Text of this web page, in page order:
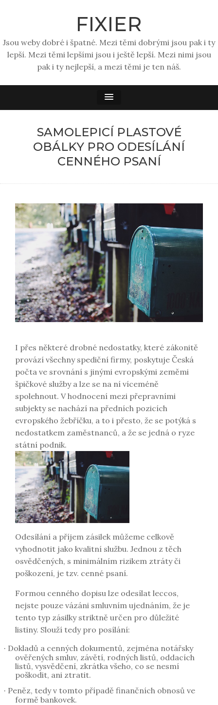
FIXIER
Jsou weby dobré i špatné. Mezi těmi dobrými jsou pak i ty
lepší. Mezi těmi lepšími jsou i ještě lepší. Mezi nimi jsou
pak i ty nejlepší, a mezi těmi je ten náš.
SAMOLEPICÍ PLASTOVÉ
OBÁLKY PRO ODESÍLÁNÍ
CENNÉHO PSANÍ
I přes některé drobné nedostatky, které zákonitě
provází všechny spediční firmy, poskytuje Česká
počta ve srovnání s jinými evropskými zeměmi
špičkové služby a lze se na ní víceméně
spolehnout. V hodnocení mezi přepravními
subjekty se nachází na předních pozicích
evropského žebříčku, a to i přesto, že se potýká s
nedostatkem zaměstnanců, a že se jedná o ryze
státní podnik.
Odesílání a příjem zásilek můžeme celkově
vyhodnotit jako kvalitní službu. Jednou z těch
osvědčených, s minimálním rizikem ztráty či
poškození, je tzv. cenné psaní.
Formou cenného dopisu lze odesílat leccos,
nejste pouze vázáni smluvním ujednáním, že je
tento typ zásilky striktně určen pro důležité
listiny. Slouží tedy pro posílání:
· Dokladů a cenných dokumentů, zejména notářsky
ověřených smluv, závětí, rodných listů, oddacích
listů, vysvědčení, zkrátka všeho, co se nesmí
poškodit, ani ztratit.
· Peněz, tedy v tomto případě finančních obnosů ve
formě bankovek.